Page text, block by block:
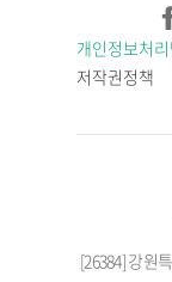
개인정보처
저작권정책
[26384] 강원